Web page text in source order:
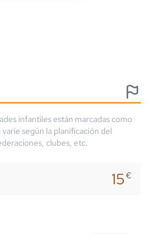
infantiles están marcadas como
según la planificación del
clubes, etc.
15€